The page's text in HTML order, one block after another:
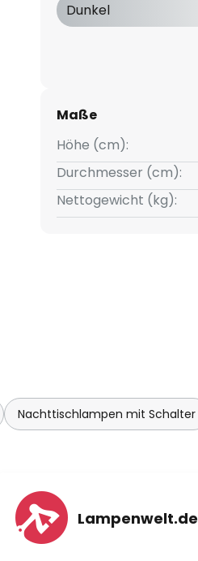
Dunkel
Maße
Höhe (cm):
Durchmesser (cm):
Nettogewicht (kg):
Nachttischlampen mit Schalter
Lampenwelt.de